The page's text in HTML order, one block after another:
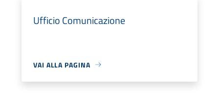
Ufficio Comunicazione
VAI ALLA PAGINA